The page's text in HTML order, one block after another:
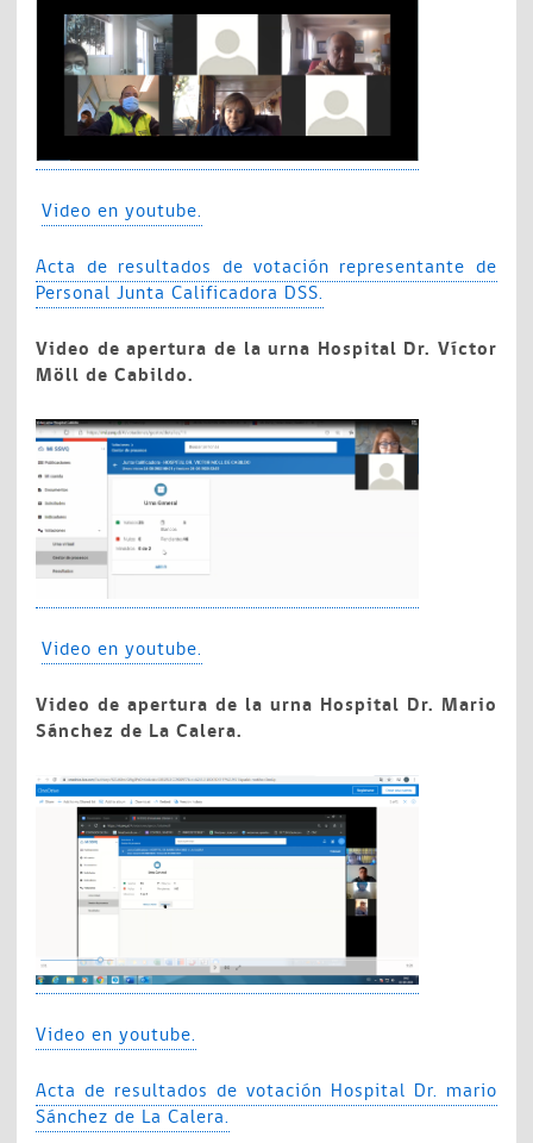
Video en youtube.
Acta de resultados de votación representante de
Personal Junta Calificadora DSS.
Video de apertura de la urna Hospital Dr. Víctor
Möll de Cabildo.
Video en youtube.
Video de apertura de la urna Hospital Dr. Mario
Sánchez de La Calera.
Video en youtube.
Acta de resultados de votación Hospital Dr. mario
Sánchez de La Calera.